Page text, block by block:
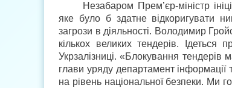
Незабаром Прем’єр-міністр
яке було б здатне відкоригувати
загрози в діяльності. Володимир
кількох великих тендерів.
Укрзалізниці. «Блокування тендерів
глави уряду департамент
на рівень національної безпеки. Ми